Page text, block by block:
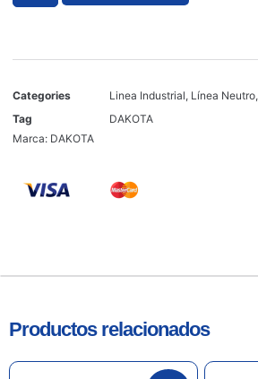
Categories Linea Industrial, Línea Neutro,
Tag
DAKOTA
Marca: DAKOTA
Productos relacionados